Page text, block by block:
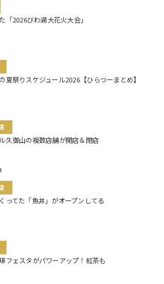
「2026びわ湖大花火大会」
夏祭りスケジュール2026【ひらつーまとめ】
久御山の複数店舗が開店＆閉店
ってた「魚丼」がオープンしてる
フェスタがパワーアップ！紅茶も